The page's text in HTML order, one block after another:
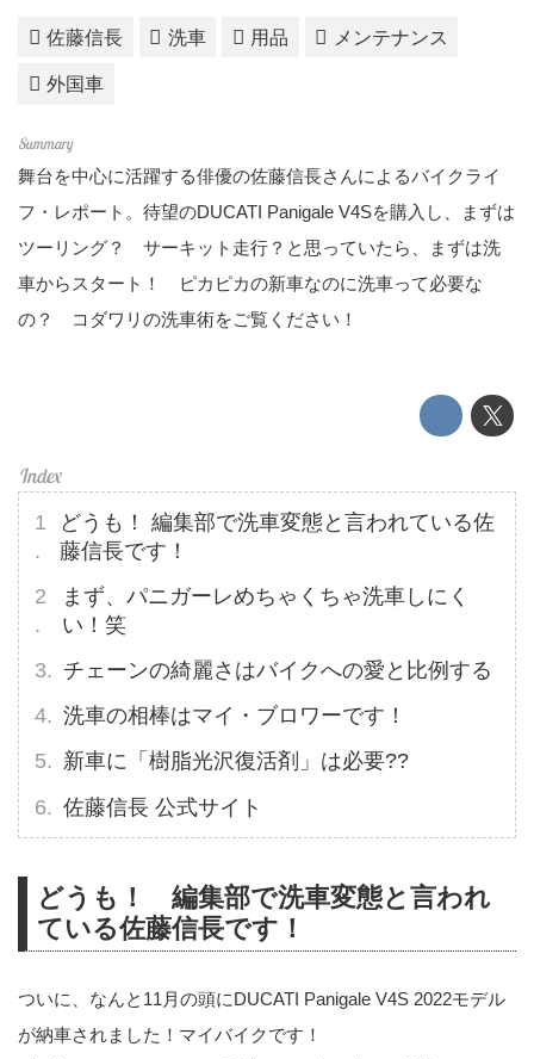
佐藤信長 洗車 用品 メンテナンス
外国車
舞台を中心に活躍する俳優の佐藤信長さんによるバイクライ
フ・レポート。待望のDUCATI Panigale V4Sを購入し、まずは
ツーリング？ サーキット走行？と思っていたら、まずは洗
車からスタート！ ピカピカの新車なのに洗車って必要な
の？ コダワリの洗車術をご覧ください！
どうも！ 編集部で洗車変態と言われている佐
藤信長です！
まず、パニガーレめちゃくちゃ洗車しにく
い！笑
チェーンの綺麗さはバイクへの愛と比例する
洗車の相棒はマイ・ブロワーです！
新車に「樹脂光沢復活剤」は必要??
佐藤信長 公式サイト
どうも！ 編集部で洗車変態と言われ
ている佐藤信長です！
ついに、なんと11月の頭にDUCATI Panigale V4S 2022モデル
が納車されました！マイバイクです！